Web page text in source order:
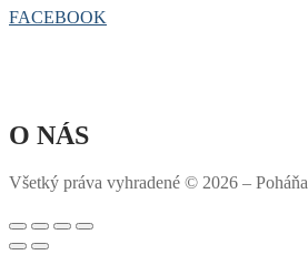
FACEBOOK
O NÁS
Všetký práva vyhradené © 2026 – Poháňa